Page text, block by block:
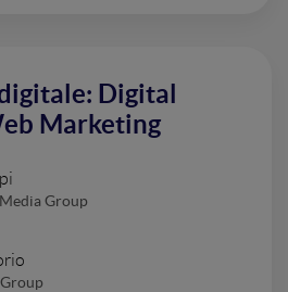
Digital
Marketing
Group